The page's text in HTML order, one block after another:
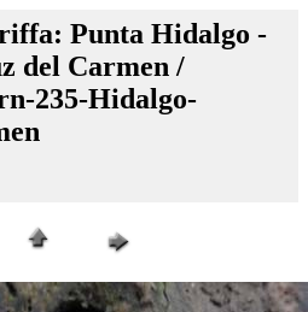
Punta Hidalgo -
del Carmen /
235-Hidalgo-